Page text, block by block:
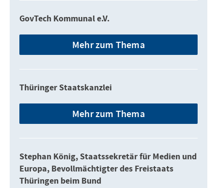
GovTech Kommunal e.V.
Mehr zum Thema
Thüringer Staatskanzlei
Mehr zum Thema
Stephan König, Staatssekretär für Medien und
Europa, Bevollmächtigter des Freistaats
Thüringen beim Bund